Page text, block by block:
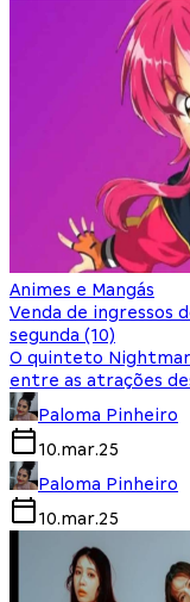
Animes e Mangás
Venda de ingressos
segunda (10)
O quinteto
entre as atrações
Paloma Pinheiro
10.mar.25
Paloma Pinheiro
10.mar.25